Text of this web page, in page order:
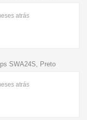
atrás
SWA24S, Preto
atrás